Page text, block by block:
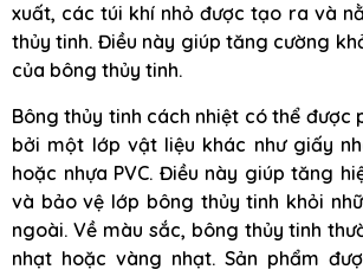
xuất, các túi khí nhỏ được tạo ra và
thủy tinh. Điều này giúp tăng cường
của bông thủy tinh.
Bông thủy tinh cách nhiệt có thể được
bởi một lớp vật liệu khác như giấy
hoặc nhựa PVC. Điều này giúp tăng
và bảo vệ lớp bông thủy tinh khỏi
ngoài. Về màu sắc, bông thủy tinh
nhạt hoặc vàng nhạt. Sản phẩm